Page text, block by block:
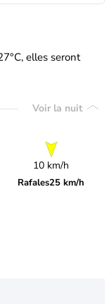
elles seront
Voir la nuit
10 km/h
Rafales25 km/h